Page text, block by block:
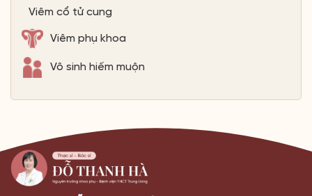
Viêm cổ tử cung
Viêm phụ khoa
Vô sinh hiếm muộn